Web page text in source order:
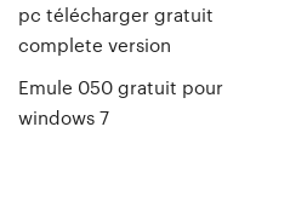
pc télécharger gratuit
complete version
Emule 050 gratuit pour
windows 7